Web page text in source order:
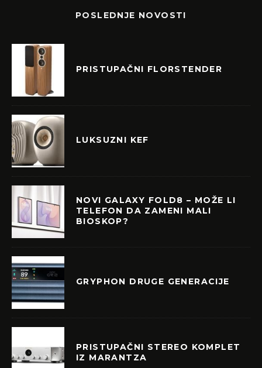
POSLEDNJE NOVOSTI
PRISTUPAČNI FLORSTENDER
LUKSUZNI KEF
NOVI GALAXY FOLD8 – MOŽE LI
TELEFON DA ZAMENI MALI
BIOSKOP?
GRYPHON DRUGE GENERACIJE
PRISTUPAČNI STEREO KOMPLET
IZ MARANTZA